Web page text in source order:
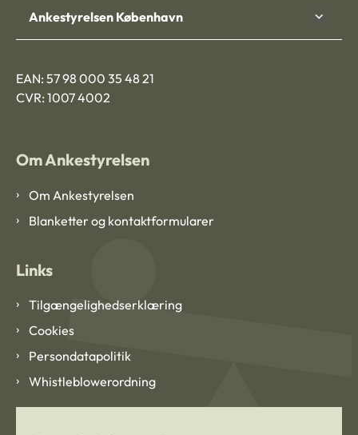
Ankestyrelsen København
EAN: 57 98 000 35 48 21
CVR: 1007 4002
Om Ankestyrelsen
Om Ankestyrelsen
Blanketter og kontaktformularer
Links
Tilgængelighedserklæring
Cookies
Persondatapolitik
Whistleblowerordning